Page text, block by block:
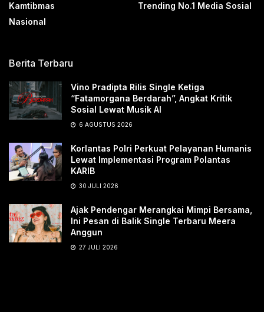
Kamtibmas
Nasional
Trending No.1 Media Sosial
Berita Terbaru
Vino Pradipta Rilis Single Ketiga
“Fatamorgana Berdarah”, Angkat Kritik
Sosial Lewat Musik AI
6 AGUSTUS 2026
Korlantas Polri Perkuat Pelayanan Humanis
Lewat Implementasi Program Polantas
KARIB
30 JULI 2026
Ajak Pendengar Merangkai Mimpi Bersama,
Ini Pesan di Balik Single Terbaru Meera
Anggun
27 JULI 2026